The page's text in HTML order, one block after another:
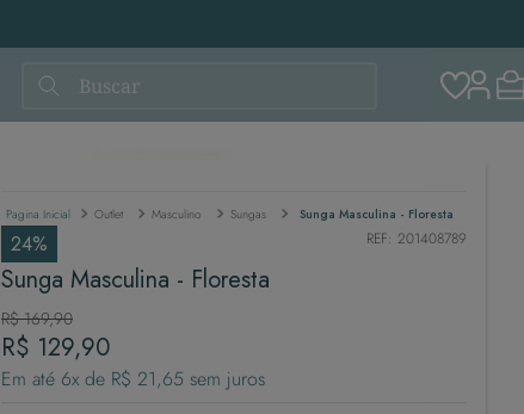
Buscar
Outlet Masculino Sungas Sunga Masculina - Floresta
24%
Sunga Masculina - Floresta
R$ 169,90
R$ 129,90
Em até 6x de R$ 21,65 sem juros
REF: 201408789